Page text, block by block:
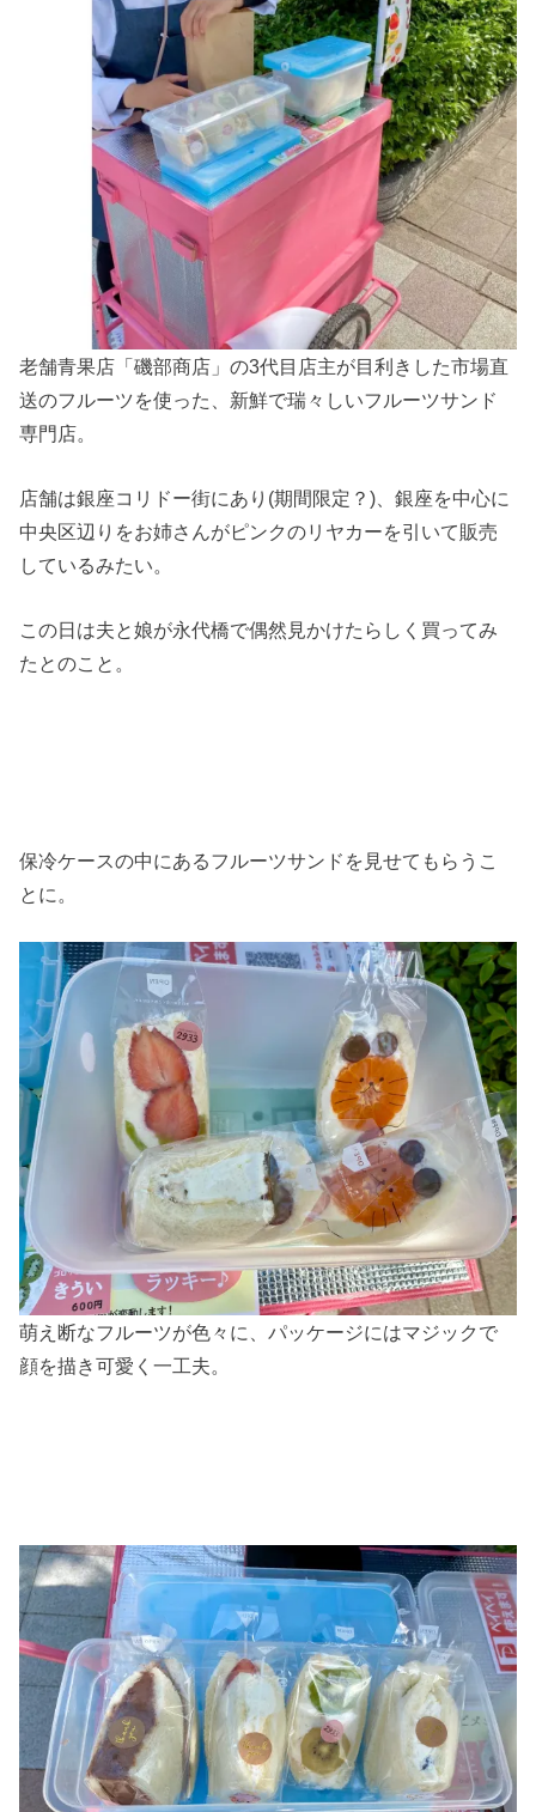
老舗青果店「磯部商店」の3代目店主が目利きした市場直
送のフルーツを使った、新鮮で瑞々しいフルーツサンド
専門店。
店舗は銀座コリドー街にあり(期間限定？)、銀座を中心に
中央区辺りをお姉さんがピンクのリヤカーを引いて販売
しているみたい。
この日は夫と娘が永代橋で偶然見かけたらしく買ってみ
たとのこと。
保冷ケースの中にあるフルーツサンドを見せてもらうこ
とに。
萌え断なフルーツが色々に、パッケージにはマジックで
顔を描き可愛く一工夫。